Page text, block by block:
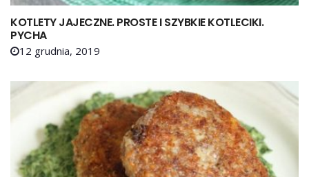
KOTLETY JAJECZNE. PROSTE I SZYBKIE KOTLECIKI.
PYCHA
12 grudnia, 2019